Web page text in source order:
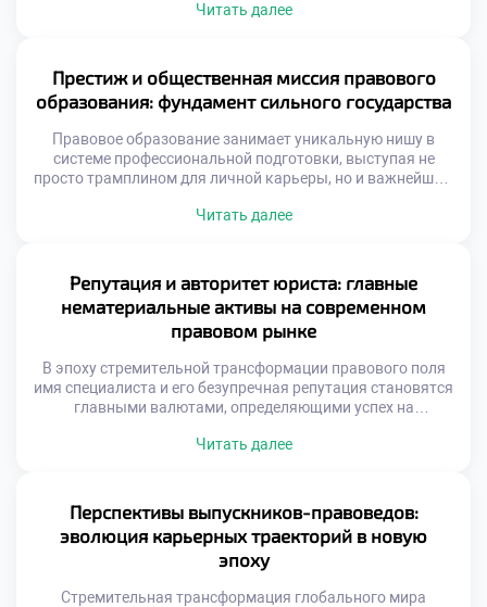
безграничные горизонты для интеллектуального
техникуме становится надежным трамплином,
позволяющим будущим экспертам не просто
механически следовать букве закона, а выступать
настоящими архитекторами правовых […]
Читать далее
Престиж и общественная миссия правового
образования: фундамент сильного государства
Правовое образование занимает уникальную нишу в
системе профессиональной подготовки, выступая не
просто трамплином для личной карьеры, но и важнейшим
дисциплины наделяет специалистов инструментами для
государством и личностью. Именно поэтому осознанное
обучение в московском техникуме становится тем самым
надежным фундаментом, который в […]
Читать далее
Репутация и авторитет юриста: главные
нематериальные активы на современном
правовом рынке
В эпоху стремительной трансформации правового поля
имя специалиста и его безупречная репутация становятся
главными валютами, определяющими успех на
просто ускоряют карьерный лифт, но и формируют
московском техникуме закладывает первые кирпичики
этого имиджа, приучая будущих экспертов […]
Читать далее
Перспективы выпускников-правоведов:
эволюция карьерных траекторий в новую
эпоху
Стремительная трансформация глобального мира